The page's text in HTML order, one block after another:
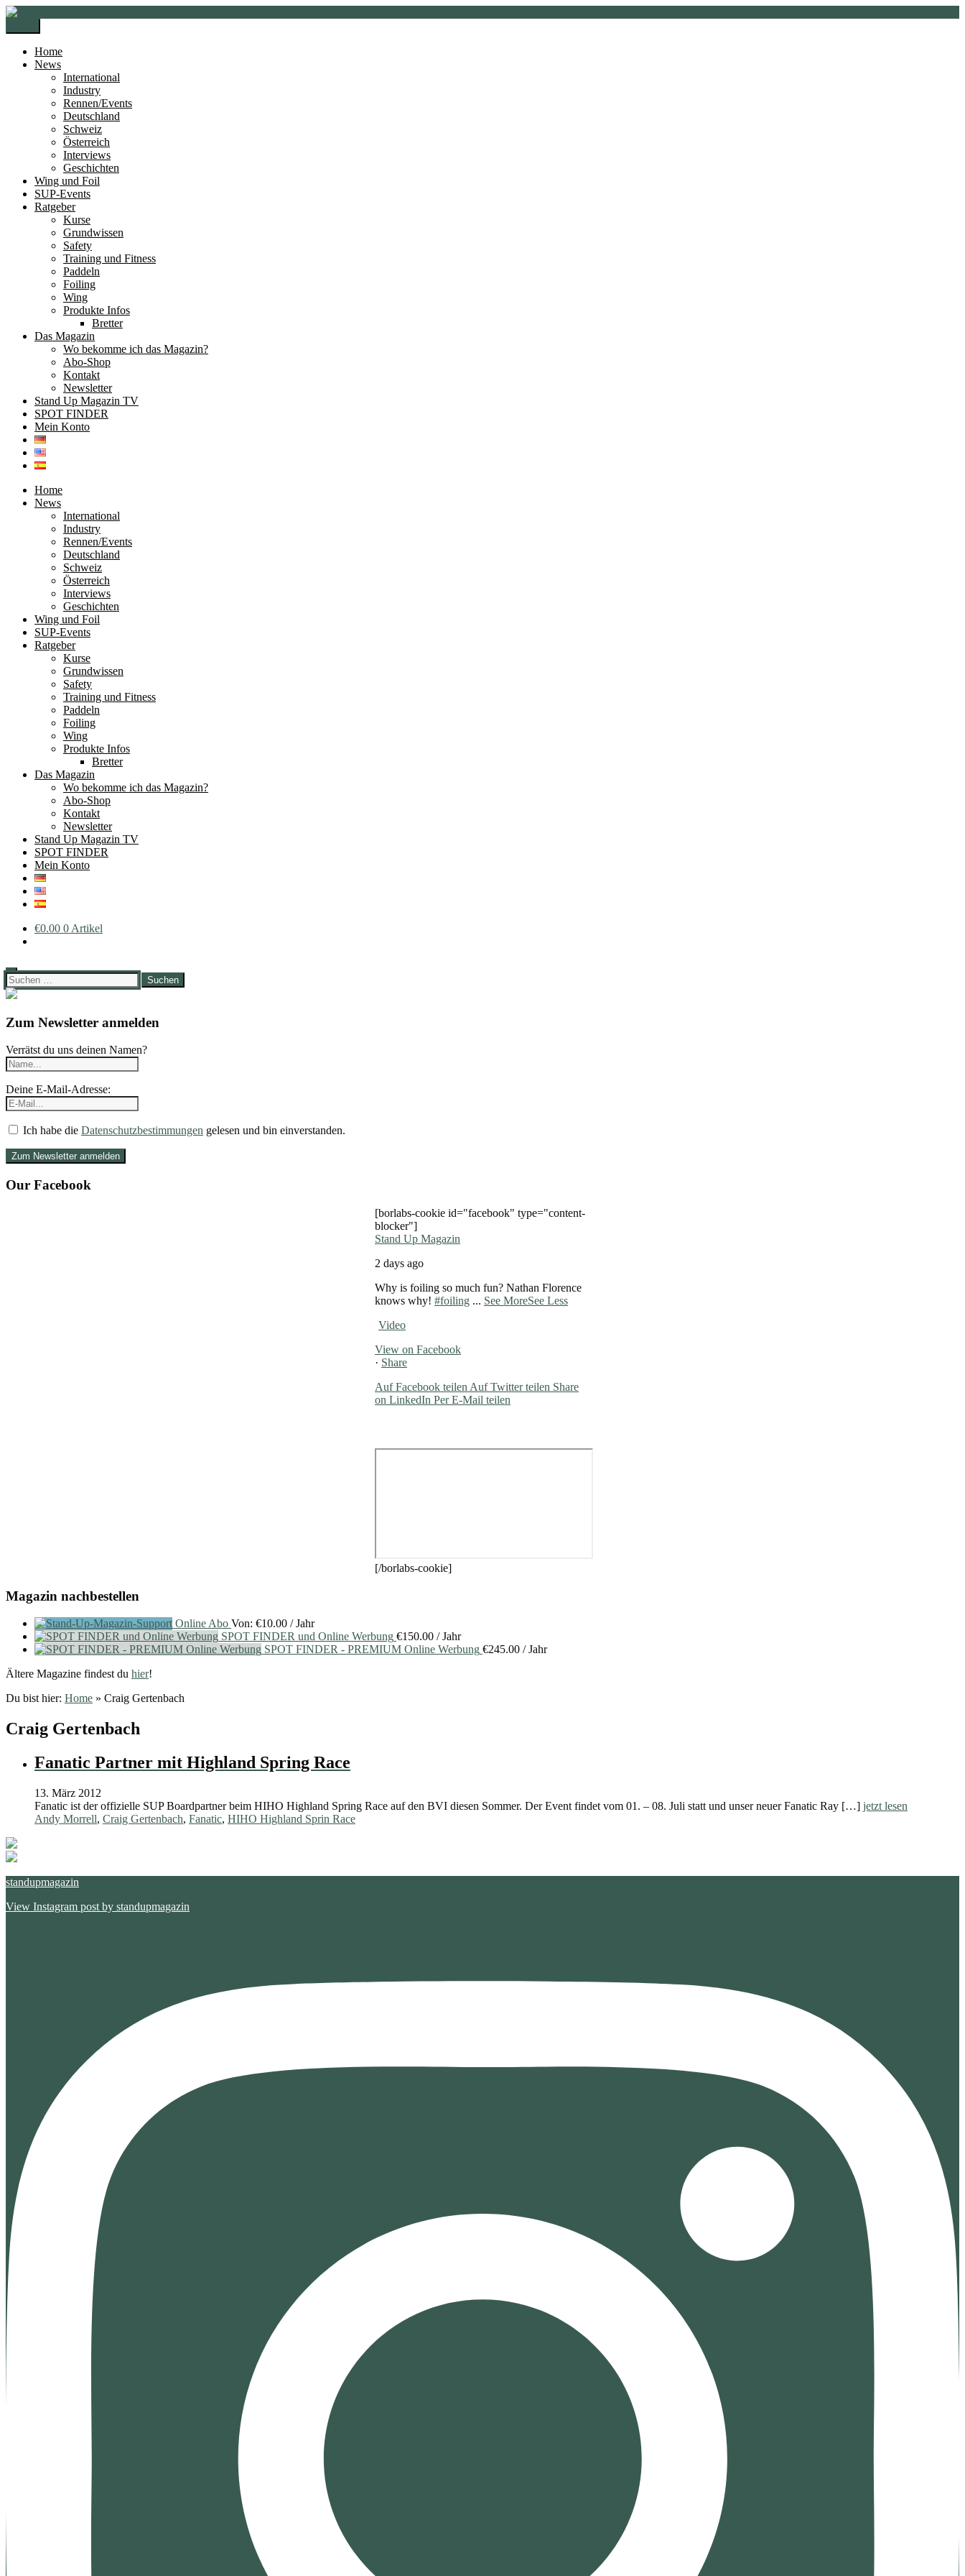
Zur
Navigation
springen
Zum
springen
Home
News
International
Industry
Rennen/Events
Deutschland
Schweiz
Österreich
Interviews
Geschichten
Wing und Foil
SUP-Events
Ratgeber
Kurse
Grundwissen
Safety
Training und Fitness
Paddeln
Foiling
Wing
Produkte Infos
Bretter
Das Magazin
Wo bekomme ich das Magazin?
Abo-Shop
Kontakt
Newsletter
Stand Up Magazin TV
SPOT FINDER
Mein Konto
Home
News
International
Industry
Rennen/Events
Deutschland
Schweiz
Österreich
Interviews
Geschichten
Wing und Foil
SUP-Events
Ratgeber
Kurse
Grundwissen
Safety
Training und Fitness
Paddeln
Foiling
Wing
Produkte Infos
Bretter
Das Magazin
Wo bekomme ich das Magazin?
Abo-Shop
Kontakt
Newsletter
Stand Up Magazin TV
SPOT FINDER
Mein Konto
€0.00 0 Artikel
Suchen
nach:
Zum Newsletter anmelden
Verrätst du uns deinen Namen?
Deine E-Mail-Adresse:
Ich habe die Datenschutzbestimmungen gelesen und bin einverstanden.
Our Facebook
[borlabs-cookie id="facebook" type="content-
blocker"]
Stand Up Magazin
2 days ago
Why is foiling so much fun? Nathan Florence
knows why! #foiling ... See MoreSee Less
Video
View on Facebook
· Share
Auf Facebook teilen Auf Twitter teilen Share
on LinkedIn Per E-Mail teilen
[/borlabs-cookie]
Magazin nachbestellen
Online Abo Von: €10.00 / Jahr
SPOT FINDER und Online Werbung €150.00 / Jahr
SPOT FINDER - PREMIUM Online Werbung €245.00 / Jahr
Ältere Magazine findest du hier!
Du bist hier: Home » Craig Gertenbach
Craig Gertenbach
Fanatic Partner mit Highland Spring Race
13. März 2012
Fanatic ist der offizielle SUP Boardpartner beim HIHO Highland Spring Race auf den BVI diesen Sommer. Der Event findet vom 01. – 08. Juli statt und unser neuer Fanatic Ray […] jetzt lesen
Andy Morrell, Craig Gertenbach, Fanatic, HIHO Highland Sprin Race
standupmagazin
View Instagram post by standupmagazin